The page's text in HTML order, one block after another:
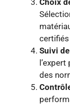
Choix
Suivi
des